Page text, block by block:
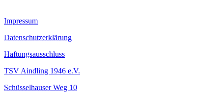
Impressum
Datenschutzerklärung
Haftungsausschluss
TSV Aindling 1946 e.V.
Schüsselhauser Weg 10